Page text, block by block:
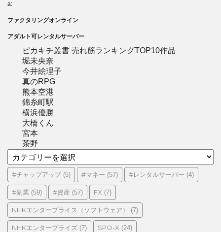
a:
ファクタリングオンライン
アダルト可レンタルサーバー
ピカキチ叢書 売れ筋ランキングTOP10作品
堀未央奈
今井絵理子
真のRPG
熊本空港
錦糸町駅
横浜優勝
大橋くん
宮本
茶野
テ
ゴ
リ
ー
#チャップアップ(5) #マネー (57) #レンタルサーバー (4)
#副業 (59) #資産 (57) FX (7)
NHKエンタープライス（ソフトウェア） (7)
NHKエンタープライズ (7) SPO-X (24)